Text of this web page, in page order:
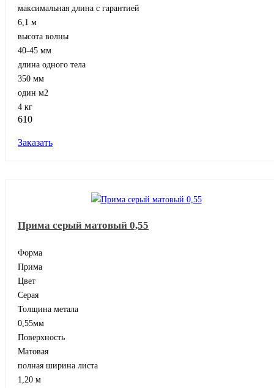
максимальная длина с гарантией
6,1 м
высота волны
40-45 мм
длина одного тела
350 мм
один м2
4 кг
610
Заказать
Прима серый матовый 0,55
Форма
Прима
Цвет
Серая
Толщина метала
0,55мм
Поверхность
Матовая
полная ширина листа
1,20 м